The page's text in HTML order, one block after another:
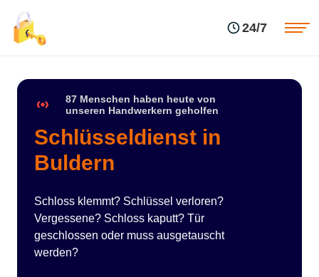
24/7
87 Menschen haben heute von
unseren Handwerkern geholfen
Schlüsseldienst in
Buldern
Schloss klemmt? Schlüssel verloren?
Vergessene? Schloss kaputt? Tür
geschlossen oder muss ausgetauscht
werden?